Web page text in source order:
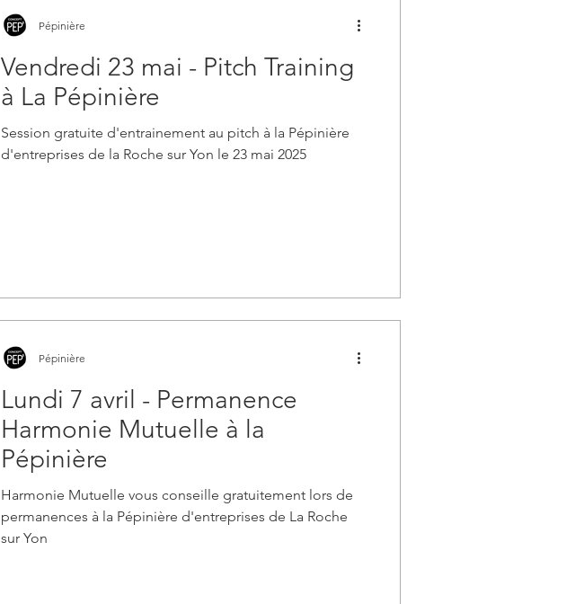
Vendredi 23 mai - Pitch Training
à La Pépinière
Session gratuite d'entrainement au pitch à la Pépinière
d'entreprises de la Roche sur Yon le 23 mai 2025
Pépinière
Lundi 7 avril - Permanence
Harmonie Mutuelle à la
Pépinière
Harmonie Mutuelle vous conseille gratuitement lors de
permanences à la Pépinière d'entreprises de La Roche
sur Yon
Pépinière